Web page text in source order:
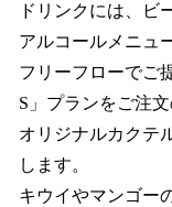
ドリンクには、ビ
アルコールメニュ
フリーフローでご
S」プランをご注
オリジナルカクテ
します。
キウイやマンゴー